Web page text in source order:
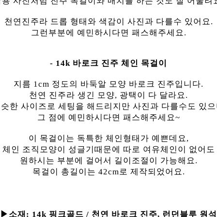
천연진주라 드롭 형태와 색감이 사진과 다를수 있어요.
그런부분에 예민하시다면 패스해주세요.
- 14k 바로크 진주 체인 목걸이
지름 1cm 정도의 바둑알 모양 바로크 진주입니다.
천연 진주라 생긴 모양, 광택이 다 달라요.
한 사이즈로 세팅을 해드리지만 사진과 다를수도 있으
그 점에 예민하시다면 패스해주세요~
이 목걸이는 독특한 체인형태가 예쁜데요,
체인 조직모양이 성글기때문에 따로 여유체인이 없어도
원하시는 부분에 걸어서 길이조절이 가능해요.
목걸이 총길이는 42cm로 제작되었어요.
▶소재: 14k 핑크골드 / 천연 바로크 진주, 런던블루 원석